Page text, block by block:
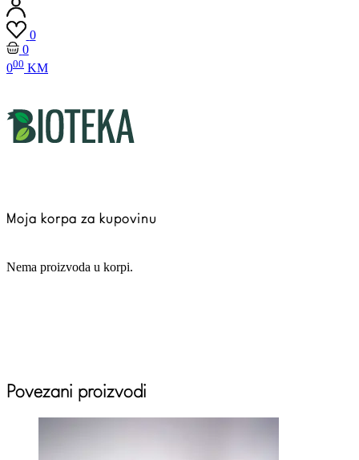
0
0
000 KM
Moja korpa za kupovinu
Nema proizvoda u korpi.
Povezani proizvodi